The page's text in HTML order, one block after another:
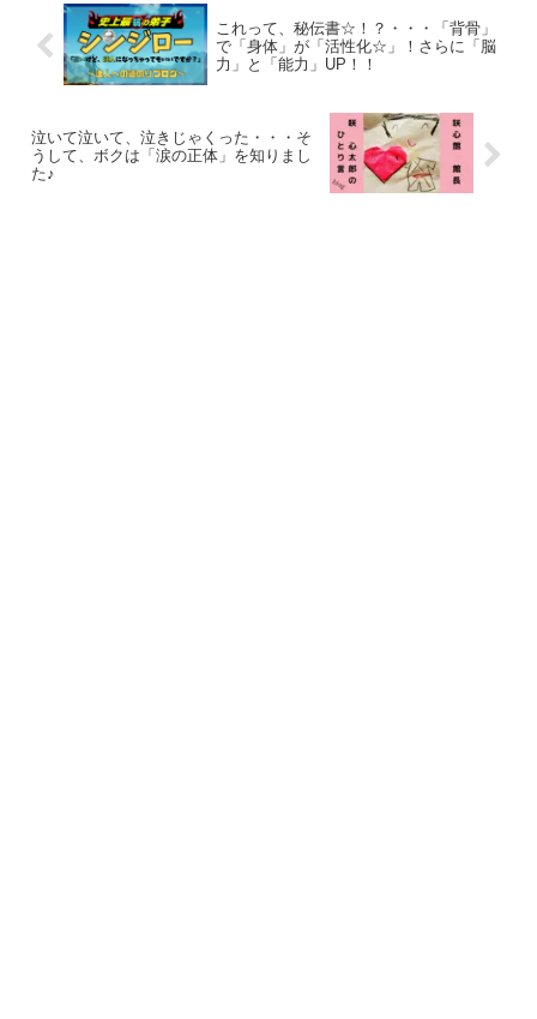
これって、秘伝書☆！？・・・「背骨」
で「身体」が「活性化☆」！さらに「脳
力」と「能力」UP！！
泣いて泣いて、泣きじゃくった・・・そ
うして、ボクは「涙の正体」を知りまし
た♪